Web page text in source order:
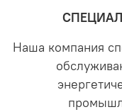
Наша компания